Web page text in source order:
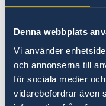
Denna webbplats
Vi använder
och annonserna till
för sociala medier
vidarebefordrar även
Friday, April
Monday,
Wednesday,
In addition to the
Section at the
April 30, due to